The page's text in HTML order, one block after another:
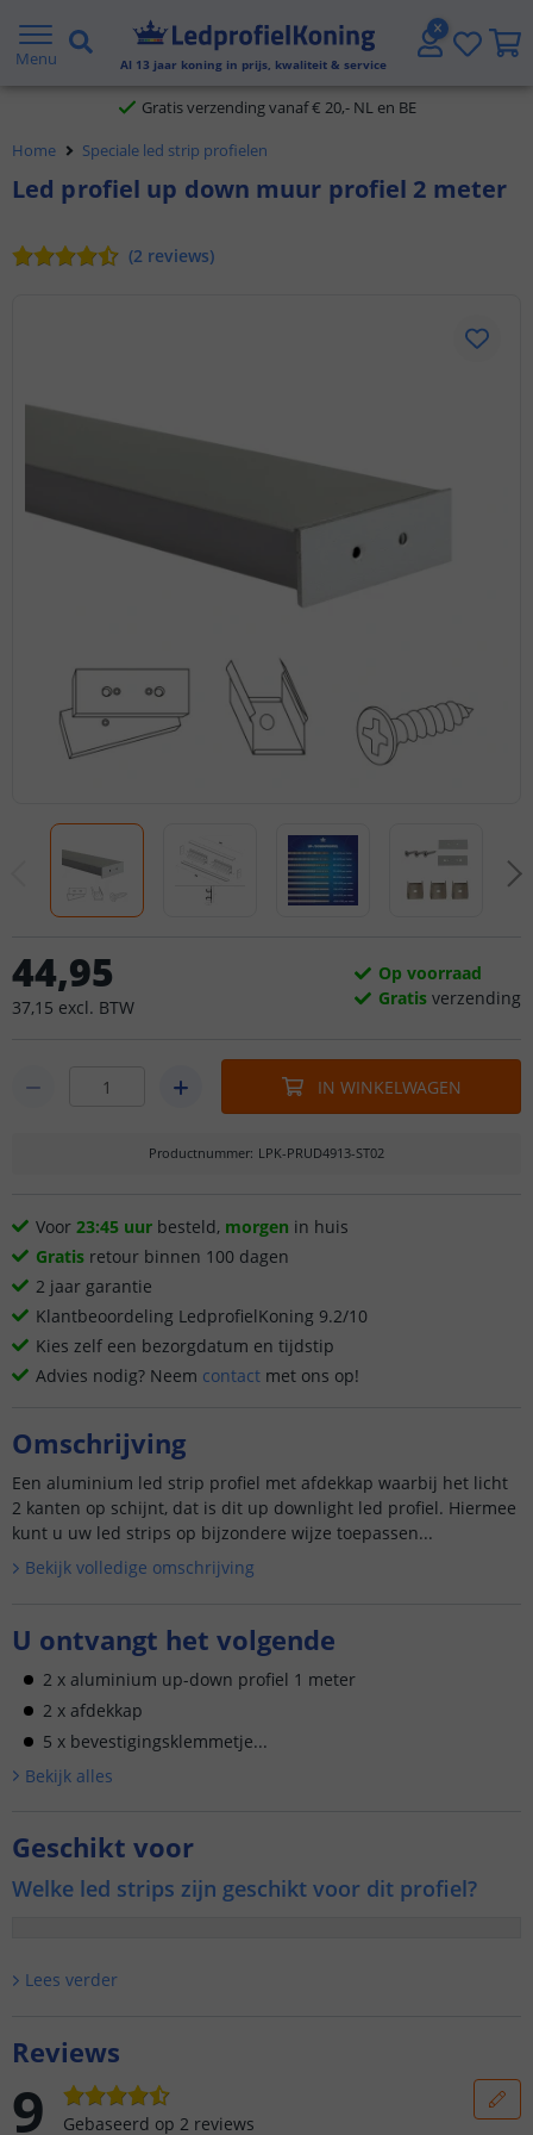
Menu Al 13 jaar koning in prijs, kwaliteit & service
5 jaar garantie
Gratis verzending vanaf € 20,- NL en BE
Klantbeoordeling 9.1
Home Speciale led strip profielen
Led profiel up down muur profiel 2 meter
(2 reviews)
44,95
37,15 excl. BTW
Op voorraad
Gratis verzending
IN WINKELWAGEN
Productnummer: LPK-PRUD4913-ST02
Voor 23:45 uur besteld, morgen in huis
Gratis retour binnen 100 dagen
2 jaar garantie
Klantbeoordeling LedprofielKoning 9.2/10
Kies zelf een bezorgdatum en tijdstip
Advies nodig? Neem contact met ons op!
Omschrijving
Een aluminium led strip profiel met afdekkap waarbij het licht
2 kanten op schijnt, dat is dit up downlight led profiel. Hiermee
kunt u uw led strips op bijzondere wijze toepassen...
Bekijk volledige omschrijving
U ontvangt het volgende
2 x aluminium up-down profiel 1 meter
2 x afdekkap
5 x bevestigingsklemmetje...
Bekijk alles
Geschikt voor
Welke led strips zijn geschikt voor dit profiel?
Lees verder
Reviews
9 Gebaseerd op 2 reviews